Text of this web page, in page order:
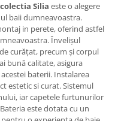
Silia este o alegere
baii dumneavoastra.
in perete, oferind astfel
Învelișul
curățat, precum și corpul
bună calitate, asigura
baterii. Instalarea
estetic si curat. Sistemul
iar capetele furtunurilor
este dotata cu un